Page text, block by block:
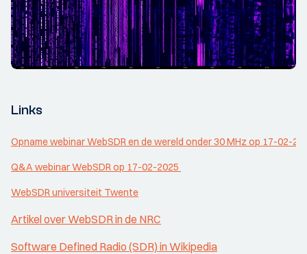
Links
Opname webinar WebSDR en de wereld onder 30 MHz op 17-02-
Q&A webinar WebSDR op 17-02-2025
WebSDR universiteit Twente
Artikel over WebSDR in de NRC
Software Defined Radio (SDR) in Wikipedia